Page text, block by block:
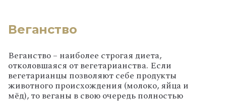
Веганство
Веганство – наиболее строгая диета,
отколовшаяся от вегетарианства. Если
вегетарианцы позволяют себе продукты
животного происхождения (молоко, яйца и
мёд), то веганы в свою очередь полностью